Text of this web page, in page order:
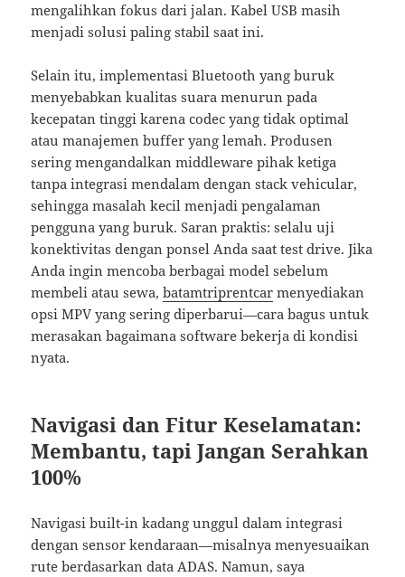
mengalihkan fokus dari jalan. Kabel USB masih
menjadi solusi paling stabil saat ini.
Selain itu, implementasi Bluetooth yang buruk
menyebabkan kualitas suara menurun pada
kecepatan tinggi karena codec yang tidak optimal
atau manajemen buffer yang lemah. Produsen
sering mengandalkan middleware pihak ketiga
tanpa integrasi mendalam dengan stack vehicular,
sehingga masalah kecil menjadi pengalaman
pengguna yang buruk. Saran praktis: selalu uji
konektivitas dengan ponsel Anda saat test drive. Jika
Anda ingin mencoba berbagai model sebelum
membeli atau sewa,batamtriprentcar menyediakan
opsi MPV yang sering diperbarui—cara bagus untuk
merasakan bagaimana software bekerja di kondisi
nyata.
Navigasi dan Fitur Keselamatan:
Membantu, tapi Jangan Serahkan
100%
Navigasi built-in kadang unggul dalam integrasi
dengan sensor kendaraan—misalnya menyesuaikan
rute berdasarkan data ADAS. Namun, saya